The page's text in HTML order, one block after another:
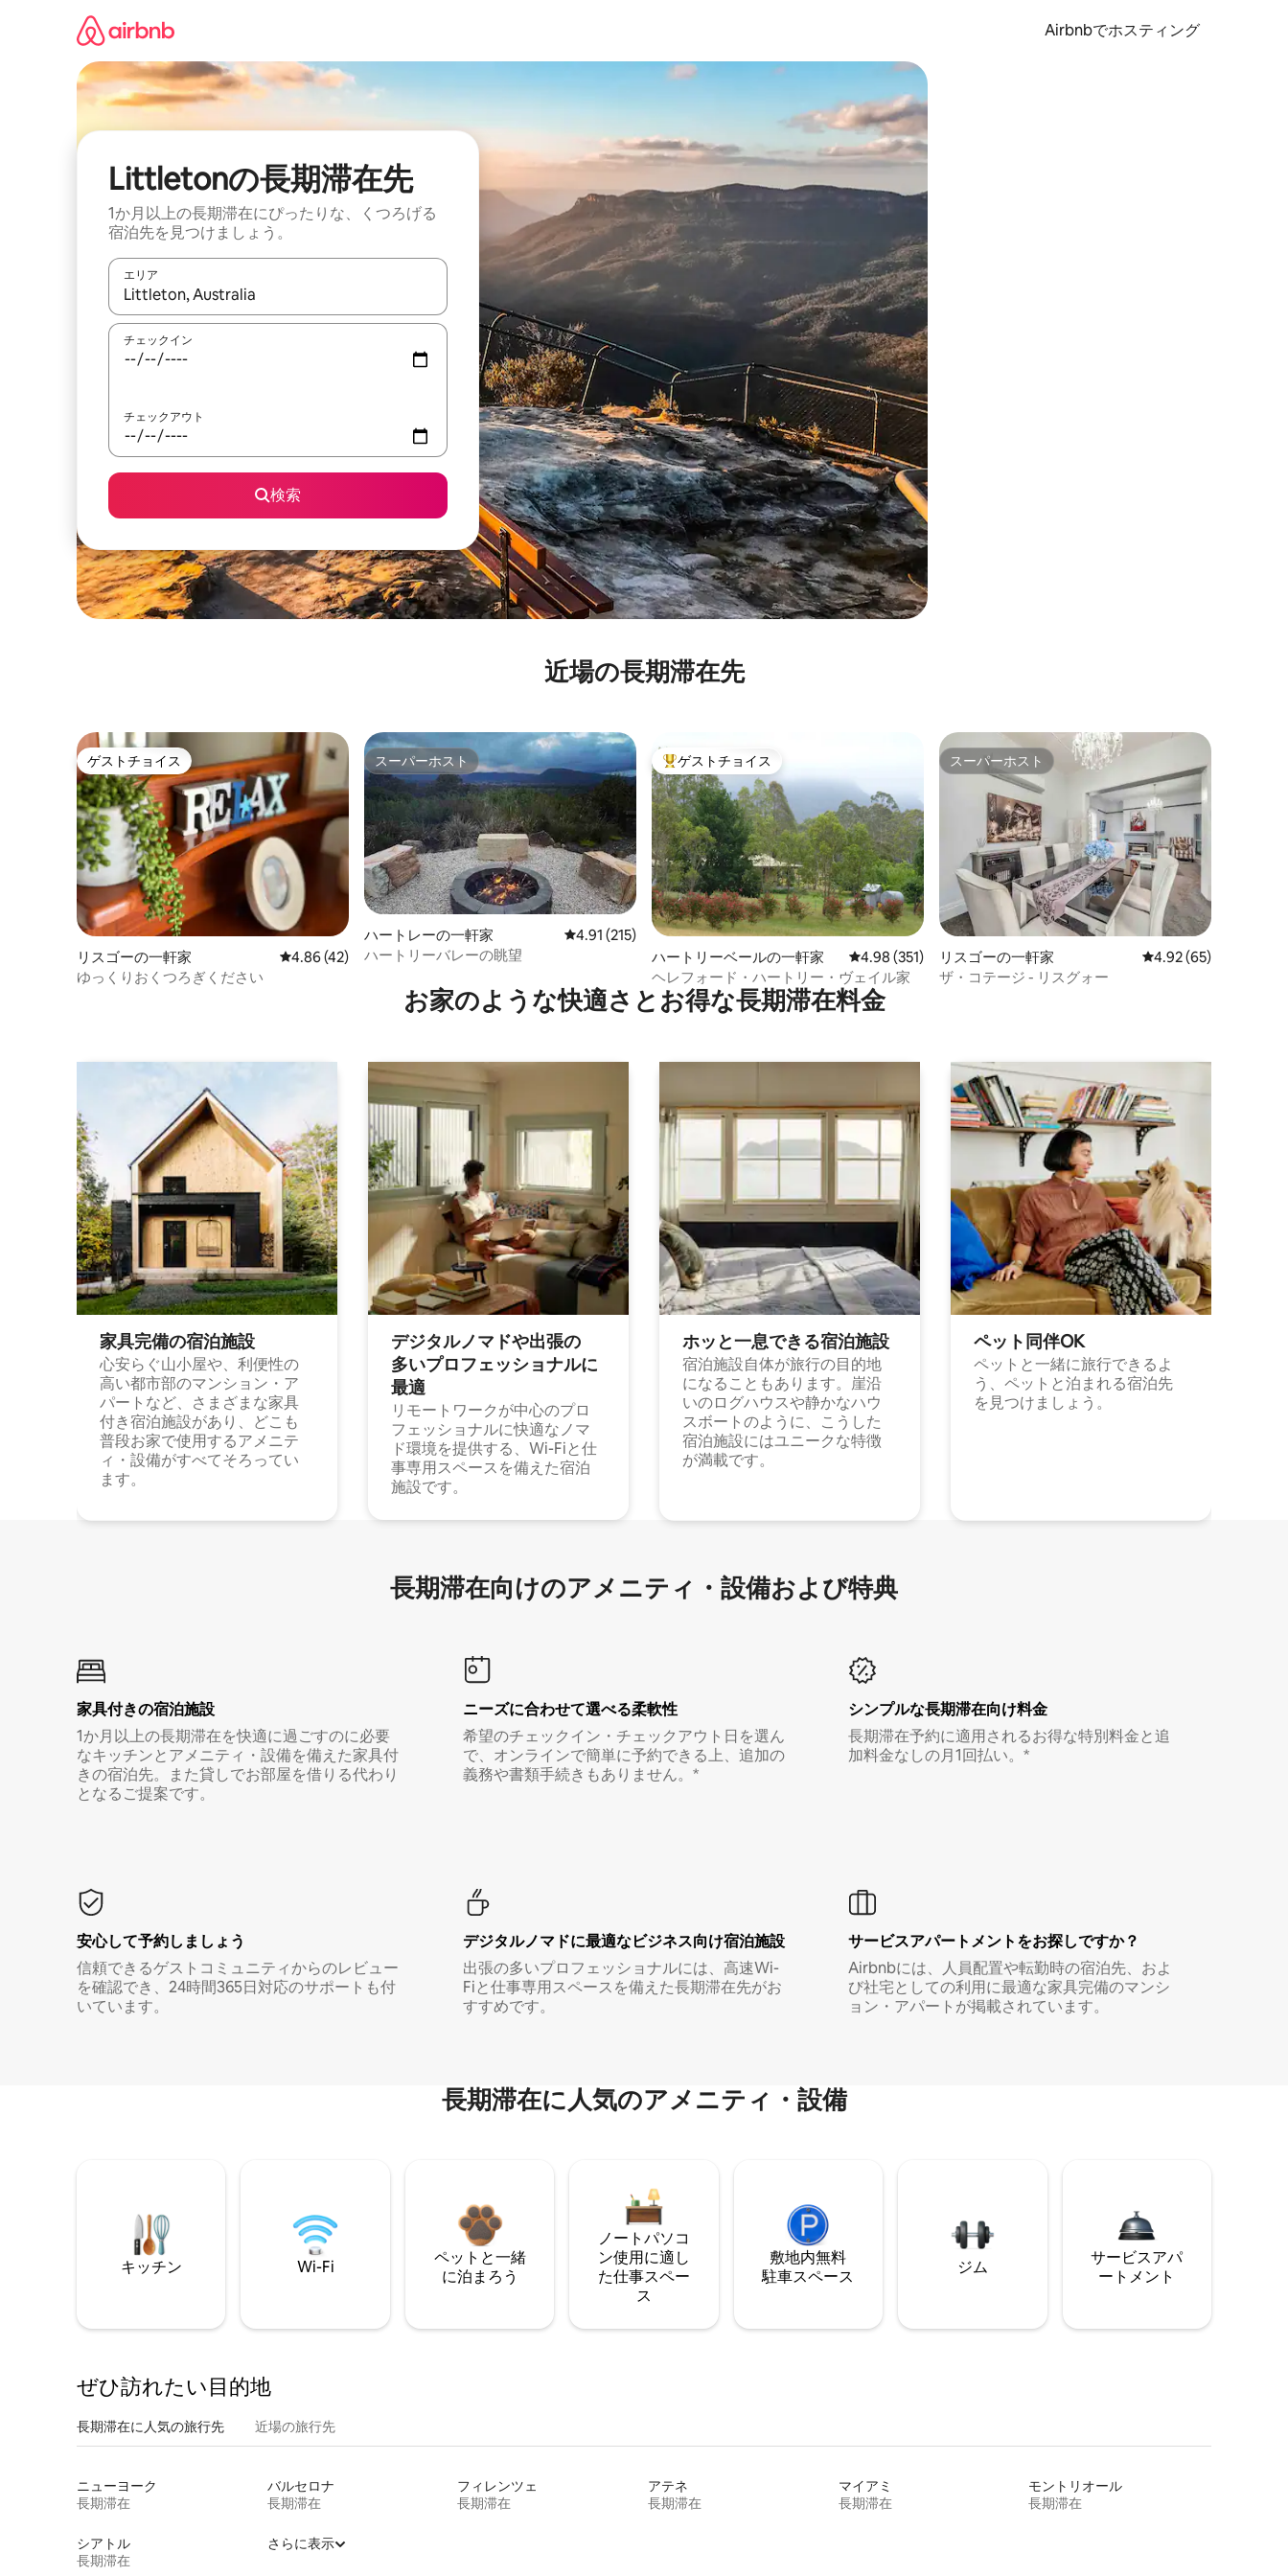
Airbnbでホスティング
Littletonの長期滞在先
1か月以上の長期滞在にぴったりな、くつろげる
宿泊先を見つけましょう。
エリア
検索結果が表示されたら、上下の矢印キーを使って移動するか、画面をタッチまたはスワイプして検索結果を確認することができます。
チェックイン
チェックアウト
検索
近場の長期滞在先
ゲストチョイス
ゲストチョイス
リスゴーの一軒家 レビュー42件、5つ星中4.86つ星の平均評価
4.86 (42)
ゆっくりおくつろぎください
スーパーホスト
スーパーホスト
ハートレーの一軒家 レビュー215件、5つ星中4.91つ星の平均評価
4.91 (215)
ハートリーバレーの眺望
大好評のゲストチョイスです。
ゲストチョイス
ハートリーベールの一軒家 レビュー351件、5つ星中4.98つ星の平均評価
4.98 (351)
ヘレフォード・ハートリー・ヴェイル家
スーパーホスト
スーパーホスト
リスゴーの一軒家 レビュー65件、5つ星
4.92 (65)
ザ・コテージ - リスグォー
お家のような快⁠適⁠さ⁠とお⁠得⁠な長⁠期⁠滞⁠在料⁠金
家具完備の宿⁠泊⁠施⁠設
心安らぐ山小屋や、利便性の
高い都市部のマンション・ア
パートなど、さまざまな家具
付き宿泊施設があり、どこも
普段お家で使用するアメニテ
ィ・設備がすべてそろってい
ます。
デジタルノマドや出⁠張⁠の
多⁠いプ⁠ロ⁠フ⁠ェ⁠ッ⁠シ⁠ョ⁠ナ⁠ル⁠に
最⁠適
リモートワークが中心のプロ
フェッショナルに快適なノマ
ド環境を提供する、Wi-Fiと仕
事専用スペースを備えた宿泊
施設です。
ホッと一⁠息⁠で⁠き⁠る宿⁠泊施⁠設
宿泊施設自体が旅行の目的地
になることもあります。崖沿
いのログハウスや静かなハウ
スボートのように、こうした
宿泊施設にはユニークな特徴
が満載です。
ペット同⁠伴OK
ペットと一緒に旅行できるよ
う、ペットと泊まれる宿泊先
を見つけましょう。
長期滞在向け⁠のア⁠メ⁠ニ⁠テ⁠ィ⁠・設⁠備⁠および特⁠典
家具付き⁠の宿⁠泊⁠施⁠設
1か月以上の長期滞在を快適に過ごすのに必要
なキッチンとアメニティ・設備を備えた家具付
きの宿泊先。また貸しでお部屋を借りる代わり
となるご提案です。
ニーズに合わせて選べる柔軟性
希望のチェックイン・チェックアウト日を選ん
で、オンラインで簡単に予約できる上、追加の
義務や書類手続きもありません。*
シンプルな長期滞在向け料金
長期滞在予約に適用されるお得な特別料金と追
加料金なしの月1回払い。*
安心して予約しましょう
信頼できるゲストコミュニティからのレビュー
を確認でき、24時間365日対応のサポートも付
いています。
デジタルノマド⁠に最⁠適⁠なビ⁠ジ⁠ネ⁠ス⁠向⁠け宿⁠泊⁠施⁠設
出張の多いプロフェッショナルには、高速Wi-
Fiと仕事専用スペースを備えた長期滞在先がお
すすめです。
サービスアパートメントをお探しですか？
Airbnbには、人員配置や転勤時の宿泊先、およ
び社宅としての利用に最適な家具完備のマンシ
ョン・アパートが掲載されています。
長期滞在に人気のアメニティ・設備
キッチン Wi-Fi
ペットと一緒
に泊まろう
ノートパソコ
ン使用に適し
た仕事スペー
ス
敷地内無料
駐⁠車ス⁠ペ⁠ー⁠ス
ジム
サービスアパ
ートメント
ぜひ訪⁠れ⁠た⁠い目⁠的⁠地
長期滞在に人気の旅行先 近場の旅行先
ニューヨーク
長期滞在
バルセロナ
長期滞在
フィレンツェ
長期滞在
アテネ
長期滞在
マイアミ
長期滞在
モントリオール
長期滞在
シアトル
長期滞在
さらに表示